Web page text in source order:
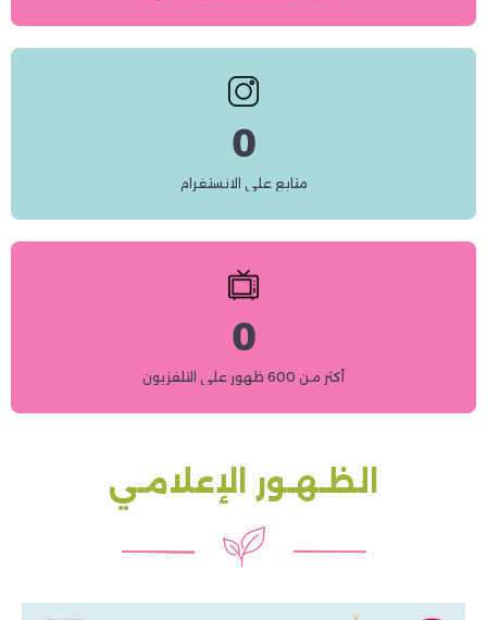
0
متابع على الانستغرام
0
أكثر من 600 ظهور على التلفزيون
الظـهـور الإعلامـي